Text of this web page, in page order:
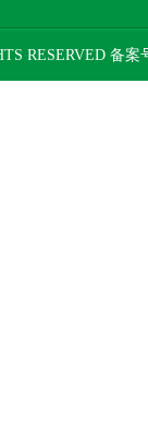
RESERVED 备案